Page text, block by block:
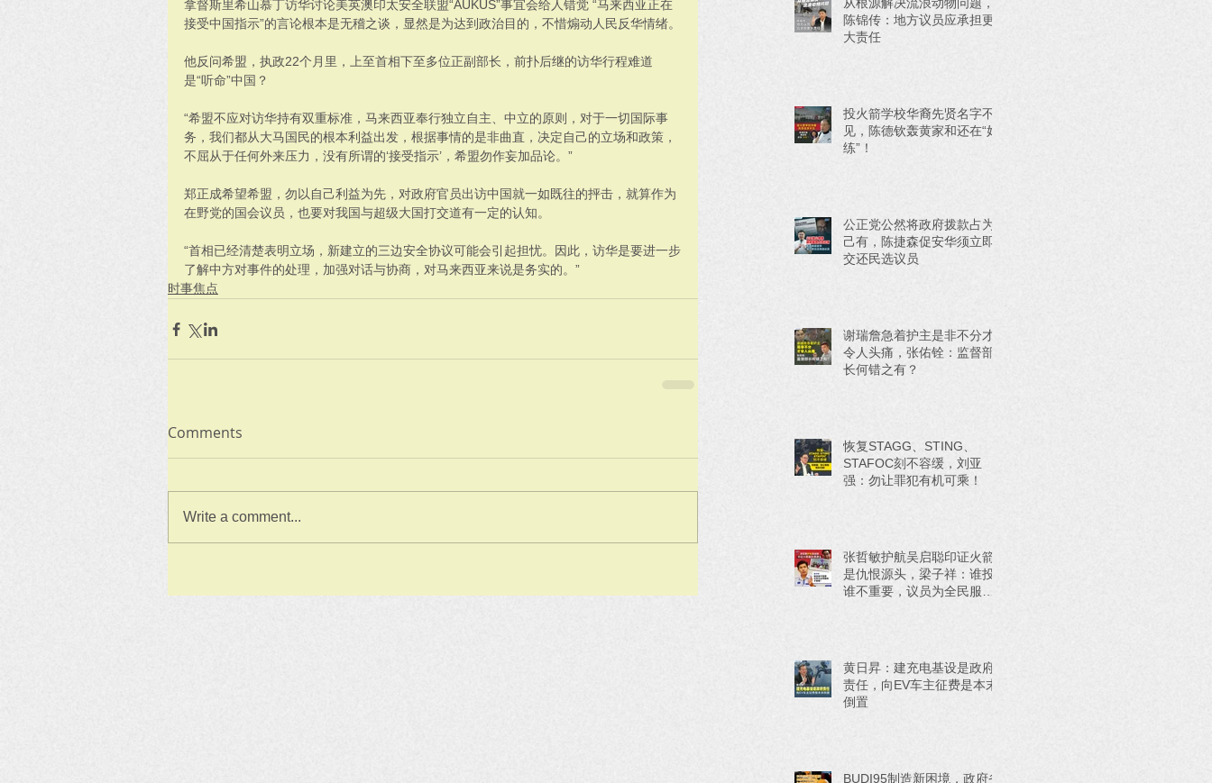
拿督斯里希山慕丁访华讨论美英澳印太安全联盟“AUKUS”事宜会给人错觉 “马来西亚正在
接受中国指示”的言论根本是无稽之谈，显然是为达到政治目的，不惜煽动人民反华情绪。
他反问希盟，执政22个月里，上至首相下至多位正副部长，前扑后继的访华行程难道
是“听命”中国？
“希盟不应对访华持有双重标准，马来西亚奉行独立自主、中立的原则，对于一切国际事
务，我们都从大马国民的根本利益出发，根据事情的是非曲直，决定自己的立场和政策，
不屈从于任何外来压力，没有所谓的‘接受指示’，希盟勿作妄加品论。”
郑正成希望希盟，勿以自己利益为先，对政府官员出访中国就一如既往的抨击，就算作为
在野党的国会议员，也要对我国与超级大国打交道有一定的认知。
“首相已经清楚表明立场，新建立的三边安全协议可能会引起担忧。因此，访华是要进一步
了解中方对事件的处理，加强对话与协商，对马来西亚来说是务实的。”
时事焦点
Comments
Write a comment...
陈锦传：地方议员应承担更
大责任
投火箭学校华裔先贤名字不
见，陈德钦轰黄家和还在“好
练”！
公正党公然将政府拨款占为
己有，陈捷森促安华须立即
交还民选议员
谢瑞詹急着护主是非不分才
令人头痛，张佑铨：监督部
长何错之有？
恢复STAGG、STING、
STAFOC刻不容缓，刘亚
强：勿让罪犯有机可乘！
张哲敏护航吴启聪印证火箭
是仇恨源头，梁子祥：谁投
谁不重要，议员为全民服务
黄日昇：建充电基设是政府
责任，向EV车主征费是本末
倒置
BUDI95制造新困境，政府省